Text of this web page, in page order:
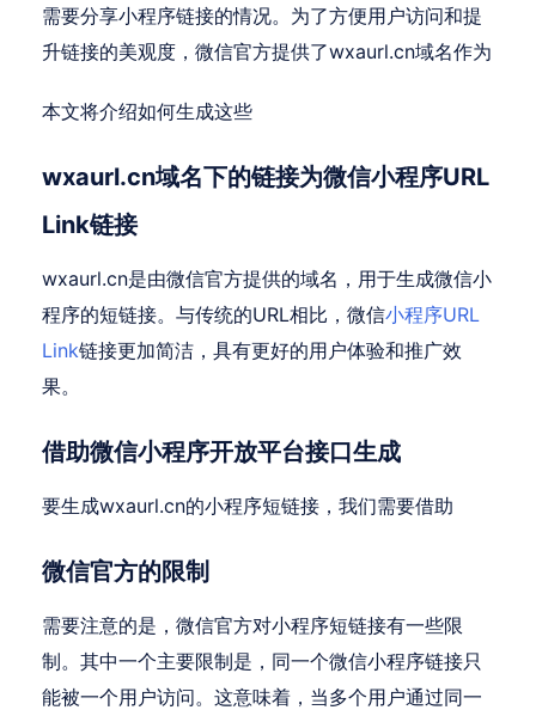
需要分享小程序链接的情况。为了方便用户访问和提
升链接的美观度，微信官方提供了wxaurl.cn域名作为
本文将介绍如何生成这些
wxaurl.cn域名下的链接为微信小程序URL
Link链接
wxaurl.cn是由微信官方提供的域名，用于生成微信小
程序的短链接。与传统的URL相比，微信小程序URL
Link链接更加简洁，具有更好的用户体验和推广效
果。
借助微信小程序开放平台接口生成
要生成wxaurl.cn的小程序短链接，我们需要借助
微信官方的限制
需要注意的是，微信官方对小程序短链接有一些限
制。其中一个主要限制是，同一个微信小程序链接只
能被一个用户访问。这意味着，当多个用户通过同一